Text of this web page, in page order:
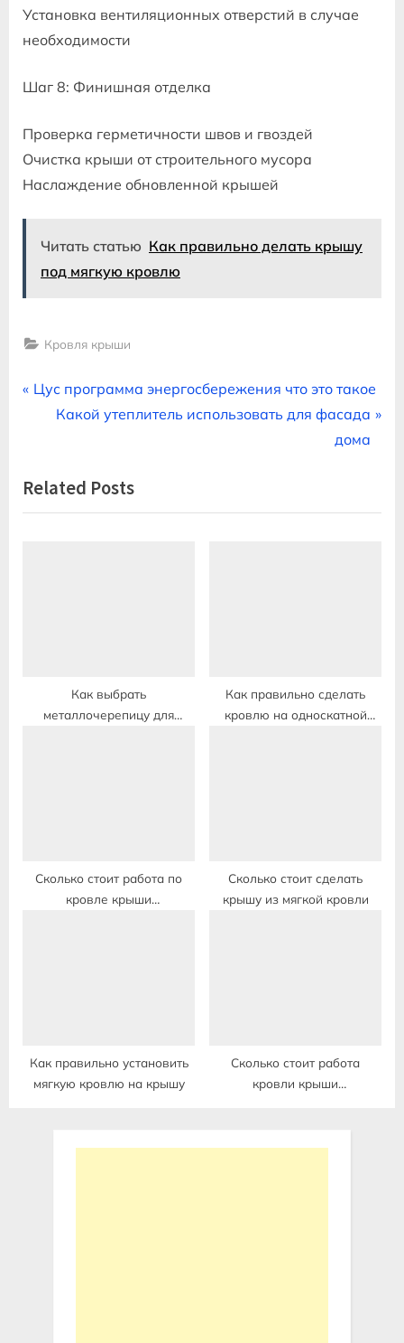
Установка вентиляционных отверстий в случае
необходимости
Шаг 8: Финишная отделка
Проверка герметичности швов и гвоздей
Очистка крыши от строительного мусора
Наслаждение обновленной крышей
Читать статью Как правильно делать крышу
под мягкую кровлю
Кровля крыши
Навигация
P
i
o
Цус программа энергосбережения что это такое
N
t
P
Какой утеплитель использовать для фасада
дома
Related Posts
Как выбрать
металлочерепицу для
Как правильно сделать
кровлю на односкатной
Сколько стоит работа по
кровле крыши
Сколько стоит сделать
крышу из мягкой кровли
Как правильно установить
мягкую кровлю на крышу
Сколько стоит работа
кровли крыши